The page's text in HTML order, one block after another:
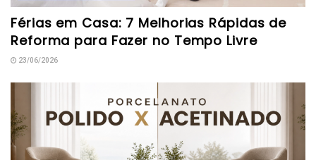
Férias em Casa: 7 Melhorias Rápidas de
Reforma para Fazer no Tempo Livre
23/06/2026